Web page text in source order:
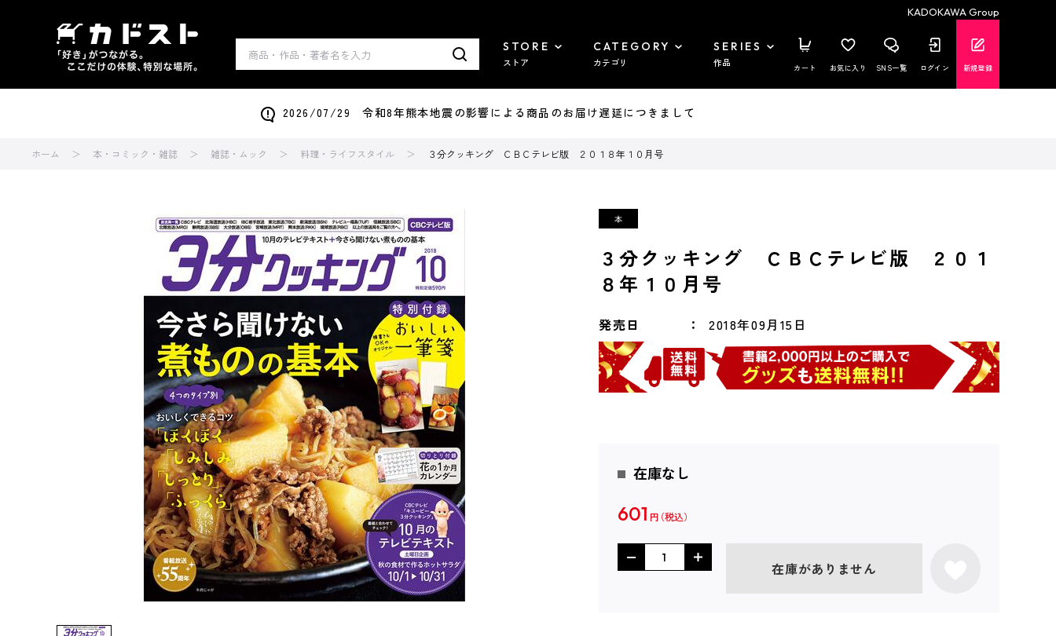
KADOKAWA Group
STORE
ストア
CATEGORY
カテゴリ
SERIES
作品 カート お気に入り SNS一覧 ログイン 新規登録
2026/07/29 令和8年熊本地震の影響による商品のお届け遅延につきまして
ホーム 本・コミック・雑誌 雑誌・ムック 料理・ライフスタイル ３分クッキング ＣＢＣテレビ版 ２０１８年１０月号
３分クッキング ＣＢＣテレビ版 ２０１
８年１０月号
発売日 2018年09月15日
在庫なし
601 円
在庫がありません